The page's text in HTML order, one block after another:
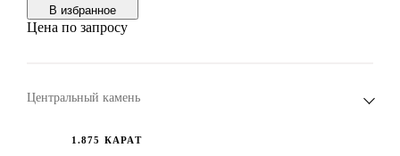
В избранноe
Цена по запросу
Центральный камень
1.875 КАРАТ